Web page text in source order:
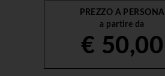
PREZZO A PERSONA
a partire da
€ 50,00